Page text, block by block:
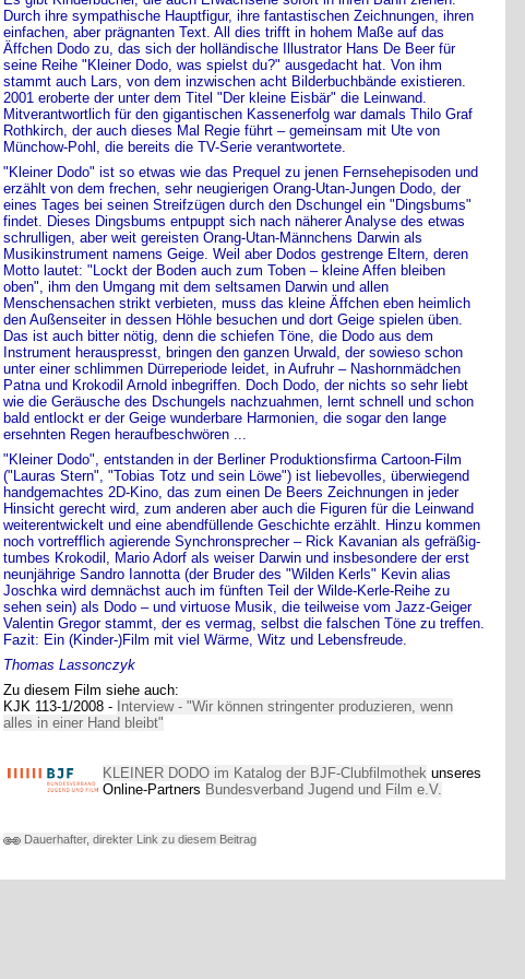
Durch ihre sympathische Hauptfigur, ihre fantastischen Zeichnungen, ihren
einfachen, aber prägnanten Text. All dies trifft in hohem Maße auf das
Äffchen Dodo zu, das sich der holländische Illustrator Hans De Beer für
seine Reihe "Kleiner Dodo, was spielst du?" ausgedacht hat. Von ihm
stammt auch Lars, von dem inzwischen acht Bilderbuchbände existieren.
2001 eroberte der unter dem Titel "Der kleine Eisbär" die Leinwand.
Mitverantwortlich für den gigantischen Kassenerfolg war damals Thilo Graf
Rothkirch, der auch dieses Mal Regie führt – gemeinsam mit Ute von
Münchow-Pohl, die bereits die TV-Serie verantwortete.
"Kleiner Dodo" ist so etwas wie das Prequel zu jenen Fernsehepisoden und
erzählt von dem frechen, sehr neugierigen Orang-Utan-Jungen Dodo, der
eines Tages bei seinen Streifzügen durch den Dschungel ein "Dingsbums"
findet. Dieses Dingsbums entpuppt sich nach näherer Analyse des etwas
schrulligen, aber weit gereisten Orang-Utan-Männchens Darwin als
Musikinstrument namens Geige. Weil aber Dodos gestrenge Eltern, deren
Motto lautet: "Lockt der Boden auch zum Toben – kleine Affen bleiben
oben", ihm den Umgang mit dem seltsamen Darwin und allen
Menschensachen strikt verbieten, muss das kleine Äffchen eben heimlich
den Außenseiter in dessen Höhle besuchen und dort Geige spielen üben.
Das ist auch bitter nötig, denn die schiefen Töne, die Dodo aus dem
Instrument herauspresst, bringen den ganzen Urwald, der sowieso schon
unter einer schlimmen Dürreperiode leidet, in Aufruhr – Nashornmädchen
Patna und Krokodil Arnold inbegriffen. Doch Dodo, der nichts so sehr liebt
wie die Geräusche des Dschungels nachzuahmen, lernt schnell und schon
bald entlockt er der Geige wunderbare Harmonien, die sogar den lange
ersehnten Regen heraufbeschwören ...
"Kleiner Dodo", entstanden in der Berliner Produktionsfirma Cartoon-Film
("Lauras Stern", "Tobias Totz und sein Löwe") ist liebevolles, überwiegend
handgemachtes 2D-Kino, das zum einen De Beers Zeichnungen in jeder
Hinsicht gerecht wird, zum anderen aber auch die Figuren für die Leinwand
weiterentwickelt und eine abendfüllende Geschichte erzählt. Hinzu kommen
noch vortrefflich agierende Synchronsprecher – Rick Kavanian als gefräßig-
tumbes Krokodil, Mario Adorf als weiser Darwin und insbesondere der erst
neunjährige Sandro Iannotta (der Bruder des "Wilden Kerls" Kevin alias
Joschka wird demnächst auch im fünften Teil der Wilde-Kerle-Reihe zu
sehen sein) als Dodo – und virtuose Musik, die teilweise vom Jazz-Geiger
Valentin Gregor stammt, der es vermag, selbst die falschen Töne zu treffen.
Fazit: Ein (Kinder-)Film mit viel Wärme, Witz und Lebensfreude.
Thomas Lassonczyk
Zu diesem Film siehe auch:
KJK 113-1/2008 - Interview - "Wir können stringenter produzieren, wenn
alles in einer Hand bleibt"
KLEINER DODO im Katalog der BJF-Clubfilmothek unseres
Online-Partners Bundesverband Jugend und Film e.V.
Dauerhafter, direkter Link zu diesem Beitrag